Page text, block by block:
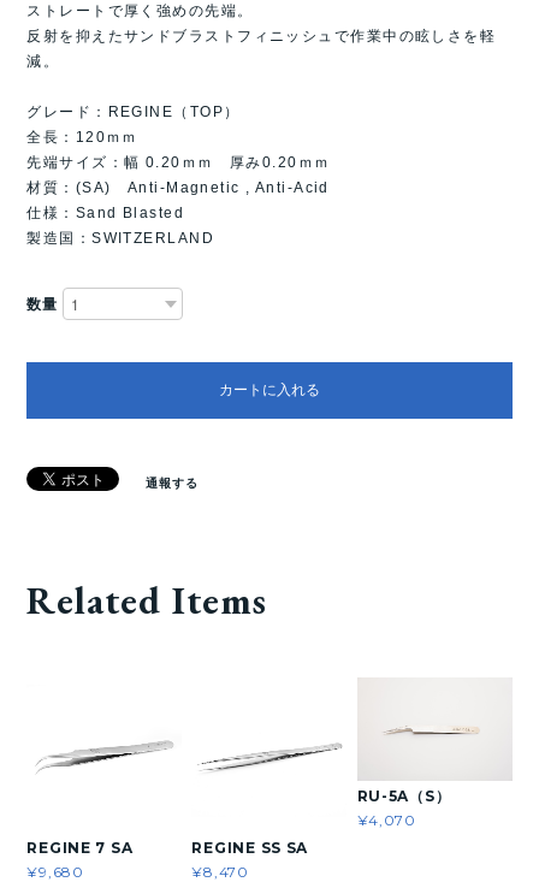
ストレートで厚く強めの先端。
反射を抑えたサンドブラストフィニッシュで作業中の眩しさを軽
減。
グレード：REGINE（TOP）
全長：120ｍｍ
先端サイズ：幅 0.20ｍｍ 厚み0.20ｍｍ
材質：(SA) Anti-Magnetic , Anti-Acid
仕様：Sand Blasted
製造国：SWITZERLAND
数量
カートに入れる
通報する
Related Items
REGINE 7 SA
¥9,680
REGINE SS SA
¥8,470
RU-5A（S）
¥4,070